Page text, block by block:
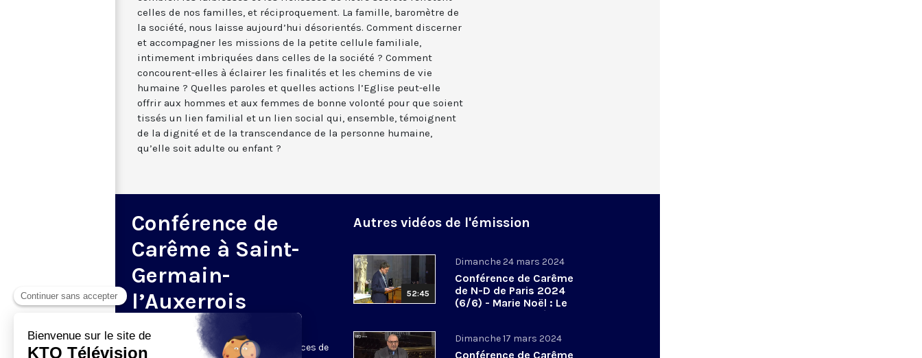
celles de nos familles, et réciproquement. La famille, baromètre de
la société, nous laisse aujourd’hui désorientés. Comment discerner
et accompagner les missions de la petite cellule familiale,
intimement imbriquées dans celles de la société ? Comment
concourent-elles à éclairer les finalités et les chemins de vie
humaine ? Quelles paroles et quelles actions l’Eglise peut-elle
offrir aux hommes et aux femmes de bonne volonté pour que soient
tissés un lien familial et un lien social qui, ensemble, témoignent
de la dignité et de la transcendance de la personne humaine,
qu’elle soit adulte ou enfant ?
Conférence de
Carême à Saint-
Germain-
l’Auxerrois
Tous les ans, chaque dimanche de
Carême, KTO retransmet les Conférences de
Autres vidéos de l'émission
52:45
Dimanche 24 mars 2024
Conférence de Carême
de N-D de Paris 2024
(6/6) - Marie Noël : Le
don de Dieu au péril
Dimanche 17 mars 2024
Conférence de Carême